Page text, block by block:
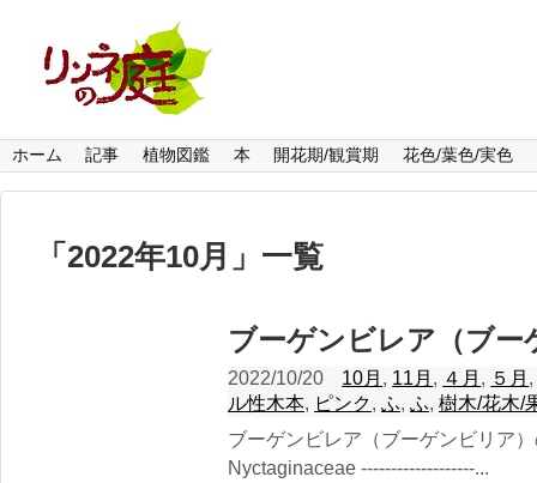
ホーム 記事 植物図鑑 本 開花期/観賞期 花色/葉色/実色
「 2022年10月 」 一覧
ブーゲンビレア（ブ
2022/10/20 10月 , 11月 , ４月 , ５月
ル性木本, ピンク, ふ, ふ, 樹木/花木/
ブーゲンビレア（ブーゲンビリア
Nyctaginaceae -------------------...